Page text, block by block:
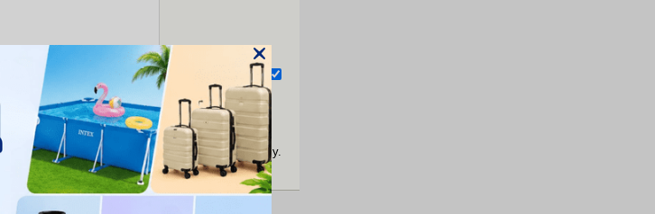
אני מאשר/ת את תנאי השימוש מדיניות הפרטיות
GooglePrivacy Policy and Terms of Serviceapply.